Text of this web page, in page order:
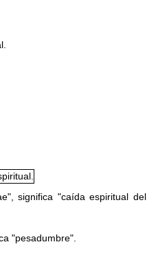
significa "caída espiritual del
"pesadumbre".